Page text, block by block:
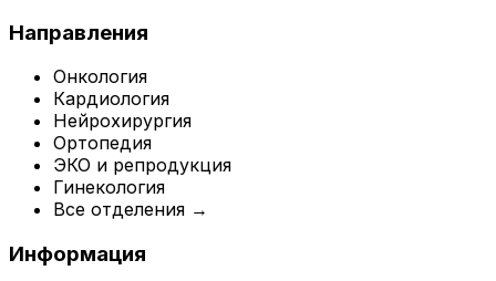
Направления
Онкология
Кардиология
Нейрохирургия
Ортопедия
ЭКО и репродукция
Гинекология
Все отделения →
Информация